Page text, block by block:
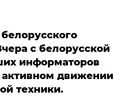
с белорусской
информаторов
движении
техники.